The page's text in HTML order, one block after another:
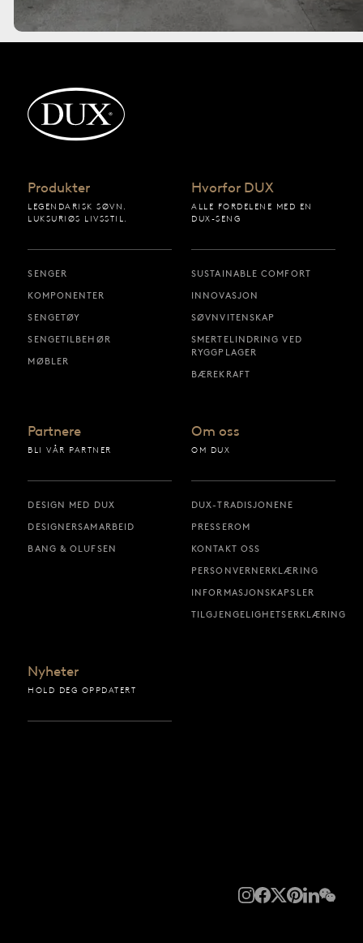
Produkter
LEGENDARISK SØVN.
LUKSURIØS LIVSSTIL.
SENGER
KOMPONENTER
SENGETØY
SENGETILBEHØR
MØBLER
Hvorfor DUX
ALLE FORDELENE MED EN
DUX-SENG
SUSTAINABLE COMFORT
INNOVASJON
SØVNVITENSKAP
SMERTELINDRING VED
RYGGPLAGER
BÆREKRAFT
Partnere
BLI VÅR PARTNER
DESIGN MED DUX
DESIGNERSAMARBEID
BANG & OLUFSEN
Om oss
OM DUX
DUX-TRADISJONENE
PRESSEROM
KONTAKT OSS
PERSONVERNERKLÆRING
INFORMASJONSKAPSLER
TILGJENGELIGHETSERKLÆRING
Nyheter
HOLD DEG OPPDATERT